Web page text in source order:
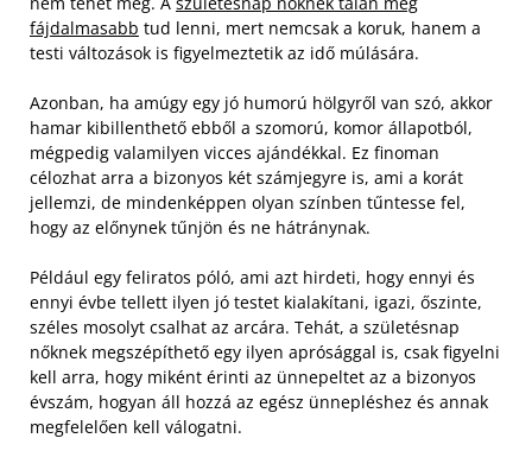
fájdalmasabb tud lenni, mert nemcsak a koruk, hanem a
testi változások is figyelmeztetik az idő múlására.
Azonban, ha amúgy egy jó humorú hölgyről van szó, akkor
hamar kibillenthető ebből a szomorú, komor állapotból,
mégpedig valamilyen vicces ajándékkal. Ez finoman
célozhat arra a bizonyos két számjegyre is, ami a korát
jellemzi, de mindenképpen olyan színben tűntesse fel,
hogy az előnynek tűnjön és ne hátránynak.
Például egy feliratos póló, ami azt hirdeti, hogy ennyi és
ennyi évbe tellett ilyen jó testet kialakítani, igazi, őszinte,
széles mosolyt csalhat az arcára. Tehát, a születésnap
nőknek megszépíthető egy ilyen aprósággal is, csak figyelni
kell arra, hogy miként érinti az ünnepeltet az a bizonyos
évszám, hogyan áll hozzá az egész ünnepléshez és annak
megfelelően kell válogatni.